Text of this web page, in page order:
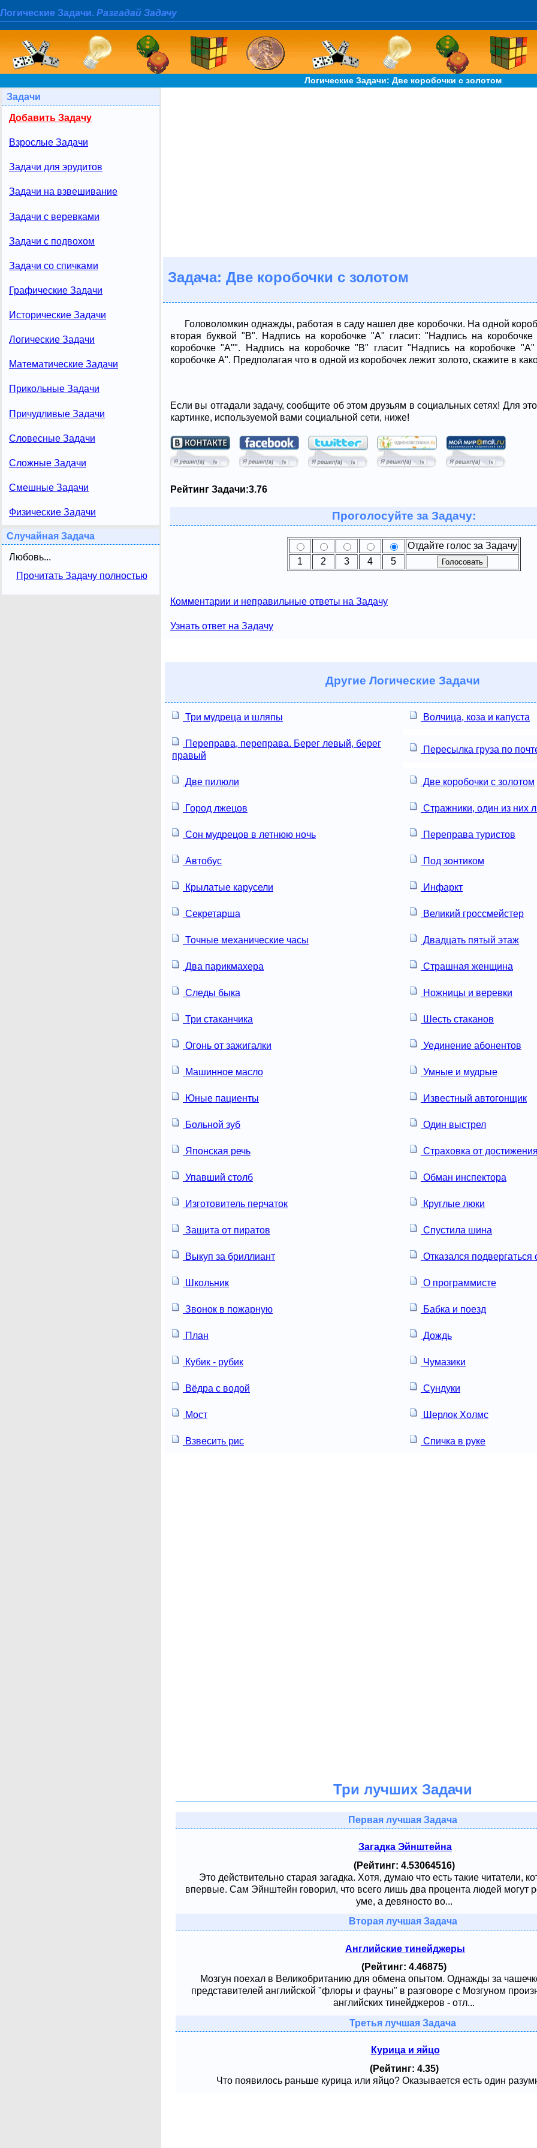
Логические Задачи. Разгадай Задачу
Логические Задачи: Две коробочки с золотом
Задачи
Добавить Задачу
Взрослые Задачи
Задачи для эрудитов
Задачи на взвешивание
Задачи с веревками
Задачи с подвохом
Задачи со спичками
Графические Задачи
Исторические Задачи
Логические Задачи
Математические Задачи
Прикольные Задачи
Причудливые Задачи
Словесные Задачи
Сложные Задачи
Смешные Задачи
Физические Задачи
Случайная Задача
Любовь...
Прочитать Задачу полностью
Задача: Две коробочки с золотом
Головоломкин однажды, работая в саду нашел две коробочки. На одной
вторая буквой "В". Надпись на коробочке "А" гласит: "Надпись на
коробочке "А"". Надпись на коробочке "B" гласит "Надпись на коробочке
коробочке А". Предполагая что в одной из коробочек лежит золото, скажите в
Если вы отгадали задачу, сообщите об этом друзьям в социальных сетях! Для
картинке, используемой вами социальной сети, ниже!
Рейтинг Задачи:3.76
Проголосуйте за Задачу:
Отдайте голос за Задачу
1
2 3 4 5
Комментарии и неправильные ответы на Задачу
Узнать ответ на Задачу
Другие Логические Задачи
Три мудреца и шляпы Волчица, коза и капуста
Переправа, переправа. Берег левый, берег
правый
Пересылка груза по
Две пилюли Две коробочки с золотом
Город лжецов Стражники, один из них
Сон мудрецов в летнюю ночь Переправа туристов
Автобус Под зонтиком
Крылатые карусели Инфаркт
Секретарша Великий гроссмейстер
Точные механические часы Двадцать пятый этаж
Два парикмахера Страшная женщина
Следы быка Ножницы и веревки
Три стаканчика Шесть стаканов
Огонь от зажигалки Уединение абонентов
Машинное масло Умные и мудрые
Юные пациенты Известный автогонщик
Больной зуб Один выстрел
Японская речь Страховка от
Упавший столб Обман инспектора
Изготовитель перчаток Круглые люки
Защита от пиратов Спустила шина
Выкуп за бриллиант Отказался подвергаться
Школьник О программисте
Звонок в пожарную Бабка и поезд
План Дождь
Кубик - рубик Чумазики
Вёдра с водой Сундуки
Мост Шерлок Холмс
Взвесить рис Спичка в руке
Три лучших Задачи
Первая лучшая Задача
Загадка Эйнштейна
(Рейтинг: 4.53064516)
Это действительно старая загадка. Хотя, думаю что есть такие читатели,
впервые. Сам Эйнштейн говорил, что всего лишь два процента людей могут
уме, а девяносто во...
Вторая лучшая Задача
Английские тинейджеры
(Рейтинг: 4.46875)
Мозгун поехал в Великобританию для обмена опытом. Однажды за
представителей английской "флоры и фауны" в разговоре с Мозгуном
английских тинейджеров - отл...
Третья лучшая Задача
Курица и яйцо
(Рейтинг: 4.35)
Что появилось раньше курица или яйцо? Оказывается есть один